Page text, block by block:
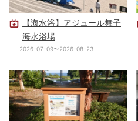
【海水浴】アジュール舞子
海水浴場
2026-07-09〜2026-08-23